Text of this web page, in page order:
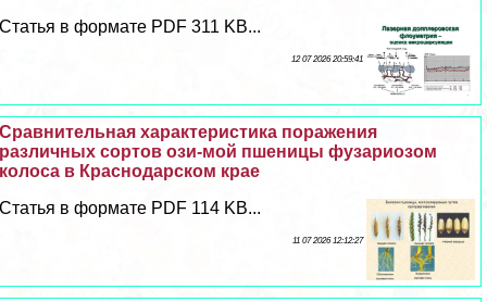
Статья в формате PDF 311 KB...
12 07 2026 20:59:41
Сравнительная хаpaктеристика поражения
различных сортов ози-мой пшеницы фузариозом
колоса в Краснодарском крае
Статья в формате PDF 114 KB...
11 07 2026 12:12:27